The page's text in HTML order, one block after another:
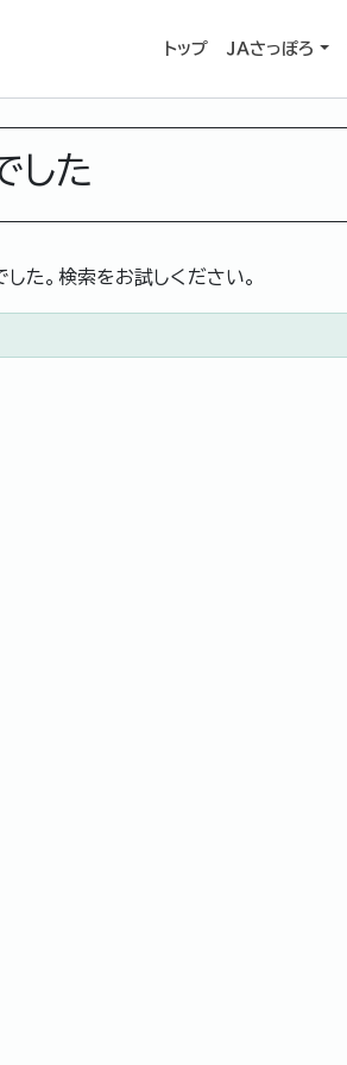
トップ ＪＡさっぽろ
した
た。検索をお試しください。